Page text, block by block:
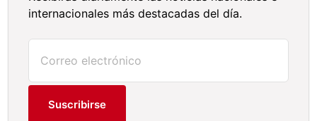
internacionales más destacadas del día.
Suscribirse